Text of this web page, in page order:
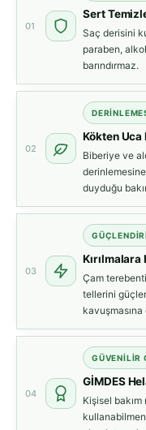
01
Sert
Saç derisini
paraben,
barındırmaz.
02
Kökten
Biberiye ve
duyduğu
03
Kırılmalara
Çam
tellerini
04
GÜVENILIR
GİMDES
Kişisel